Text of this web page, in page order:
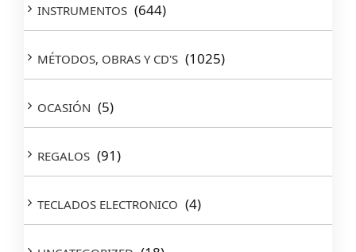
INSTRUMENTOS (644)
MÉTODOS, OBRAS Y CD'S (1025)
OCASIÓN (5)
REGALOS (91)
TECLADOS ELECTRONICO (4)